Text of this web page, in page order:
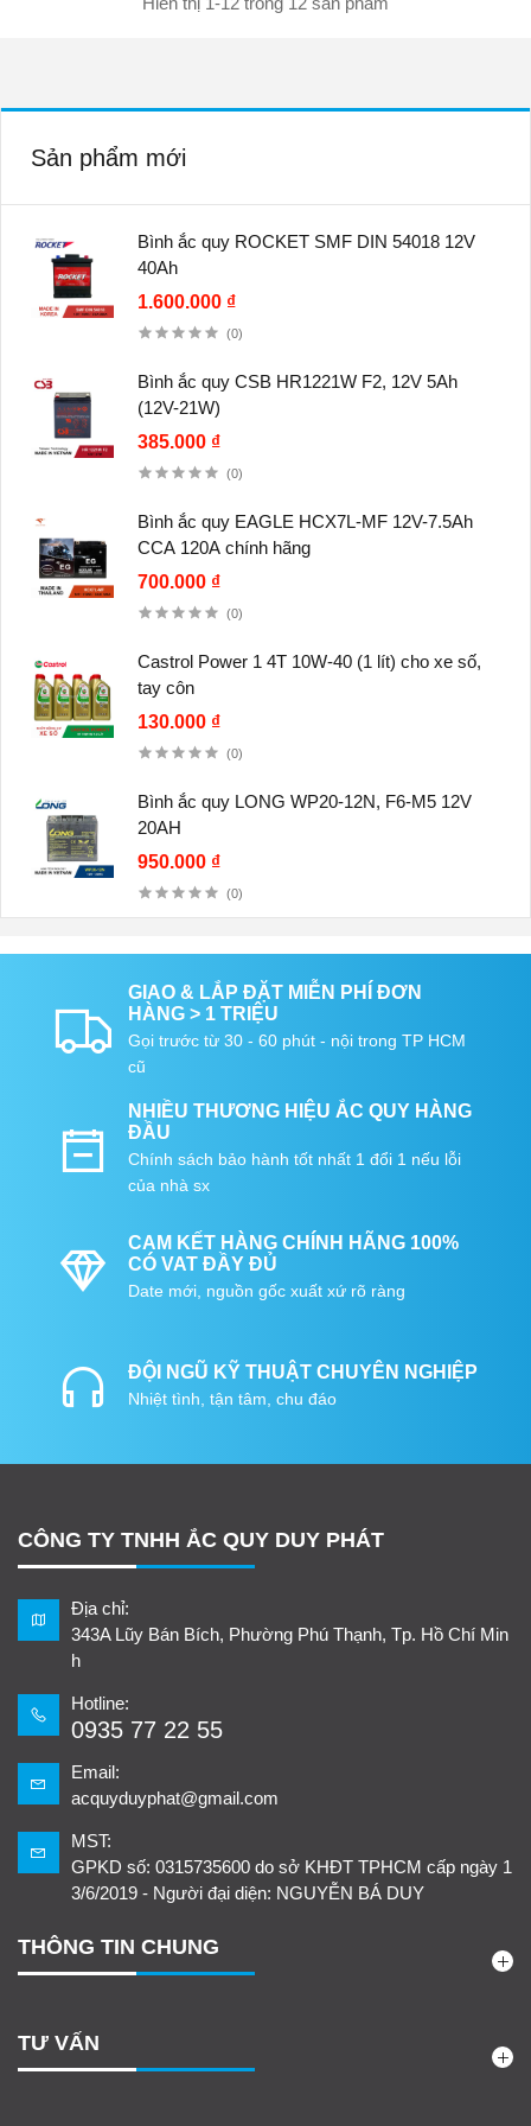
Sản phẩm mới
Bình ắc quy ROCKET SMF DIN 54018 12V
40Ah
1.600.000 ₫
(0)
Bình ắc quy CSB HR1221W F2, 12V 5Ah
(12V-21W)
385.000 ₫
(0)
Bình ắc quy EAGLE HCX7L-MF 12V-7.5Ah
CCA 120A chính hãng
700.000 ₫
(0)
Castrol Power 1 4T 10W-40 (1 lít) cho xe số,
tay côn
130.000 ₫
(0)
Bình ắc quy LONG WP20-12N, F6-M5 12V
20AH
950.000 ₫
(0)
GIAO & LẮP ĐẶT MIỄN PHÍ ĐƠN
HÀNG > 1 TRIỆU
Gọi trước từ 30 - 60 phút - nội trong TP HCM
cũ
NHIỀU THƯƠNG HIỆU ẮC QUY HÀNG
ĐẦU
Chính sách bảo hành tốt nhất 1 đổi 1 nếu lỗi
của nhà sx
CAM KẾT HÀNG CHÍNH HÃNG 100%
CÓ VAT ĐẦY ĐỦ
Date mới, nguồn gốc xuất xứ rõ ràng
ĐỘI NGŨ KỸ THUẬT CHUYÊN NGHIỆP
Nhiệt tình, tận tâm, chu đáo
CÔNG TY TNHH ẮC QUY DUY PHÁT
Địa chỉ:
343A Lũy Bán Bích, Phường Phú Thạnh, Tp. Hồ Chí Min
h
Hotline:
0935 77 22 55
Email:
acquyduyphat@gmail.com
MST:
GPKD số: 0315735600 do sở KHĐT TPHCM cấp ngày 1
3/6/2019 - Người đại diện: NGUYỄN BÁ DUY
THÔNG TIN CHUNG
TƯ VẤN